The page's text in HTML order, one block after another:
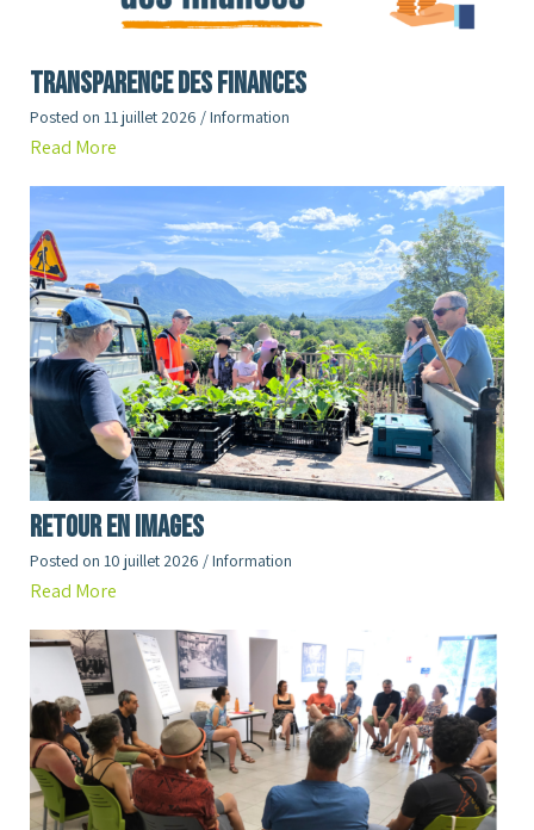
Transparence des finances
Posted on 11 juillet 2026 /Information
Read More
RETOUR en images
Posted on 10 juillet 2026 /Information
Read More